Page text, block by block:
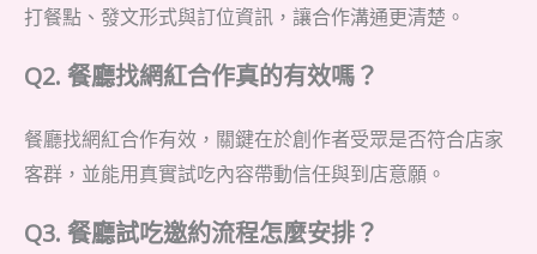
打餐點、發文形式與訂位資訊，讓合作溝通更清楚。
Q2. 餐廳找網紅合作真的有效嗎？
餐廳找網紅合作有效，關鍵在於創作者受眾是否符合店家
客群，並能用真實試吃內容帶動信任與到店意願。
Q3. 餐廳試吃邀約流程怎麼安排？